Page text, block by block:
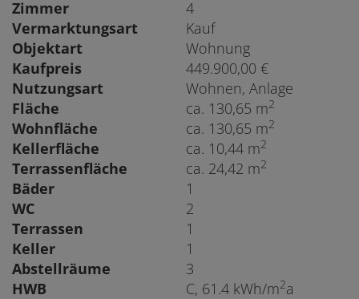
Zimmer
4
Vermarktungsart
Kauf
Objektart
Wohnung
Kaufpreis
449.900,00 €
Nutzungsart
Wohnen Anlage
Fläche
ca. 130,65 m2
Wohnfläche ca. 130,65 m2
Kellerfläche ca. 10,44 m2
Terrassenfläche ca. 24,42 m2
Bäder
1
WC
2
Terrassen
1
Keller
1
Abstellräume
3
HWB
C, 61.4 kWh/m2a